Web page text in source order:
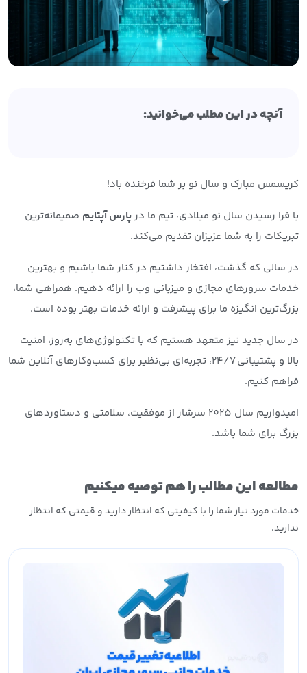
آنچه در این مطلب می‌خوانید:
کریسمس مبارک و سال نو بر شما فرخنده باد!
با فرا رسیدن سال نو میلادی، تیم ما در پارس آپتایم صمیمانه‌ترین
تبریکات را به شما عزیزان تقدیم می‌کند.
در سالی که گذشت، افتخار داشتیم در کنار شما باشیم و بهترین
خدمات سرورهای مجازی و میزبانی وب را ارائه دهیم. همراهی شما،
بزرگ‌ترین انگیزه ما برای پیشرفت و ارائه خدمات بهتر بوده است.
در سال جدید نیز متعهد هستیم که با تکنولوژی‌های به‌روز، امنیت
بالا و پشتیبانی ۲۴/۷، تجربه‌ای بی‌نظیر برای کسب‌وکارهای آنلاین شما
فراهم کنیم.
امیدواریم سال 2025 سرشار از موفقیت، سلامتی و دستاوردهای
بزرگ برای شما باشد.
مطالعه این مطالب را هم توصیه میکنیم
خدمات مورد نیاز شما را با کیفیتی که انتظار دارید و قیمتی که انتظار
ندارید.